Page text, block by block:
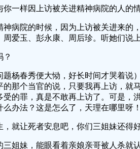
你一样因上访被关进精神病院的人的
神病院的时候，因为上访被关进来的
周爱玉、彭永康、周后珍。听她们说
？
题杨春秀便大恸，好长时间才哭着说
的那个当官的说，只要我再上访，就
受的罪，真是不敢再上访了。可是，
办法？这是怎么了，天理在哪里呀！
就让死者安息吧，你们三姐妹还得好
三姐妹，能眼看着亲娘亲哥被人杀就